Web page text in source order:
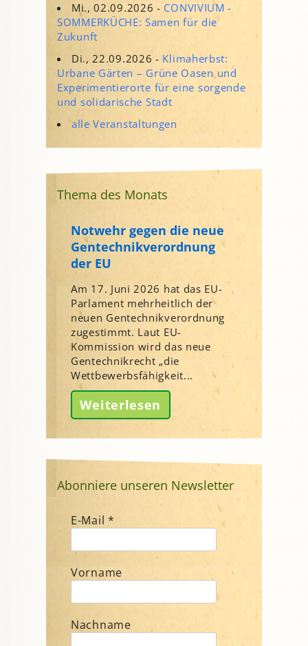
Mi., 02.09.2026 - CONVIVIUM -
SOMMERKÜCHE: Samen für die
Zukunft
Di., 22.09.2026 - Klimaherbst:
Urbane Gärten – Grüne Oasen und
Experimentierorte für eine sorgende
und solidarische Stadt
alle Veranstaltungen
Thema des Monats
Notwehr gegen die neue
Gentechnikverordnung
der EU
Am 17. Juni 2026 hat das EU-
Parlament mehrheitlich der
neuen Gentechnikverordnung
zugestimmt. Laut EU-
Kommission wird das neue
Gentechnikrecht „die
Wettbewerbsfähigkeit...
Weiterlesen
Abonniere unseren Newsletter
E-Mail *
Vorname
Nachname